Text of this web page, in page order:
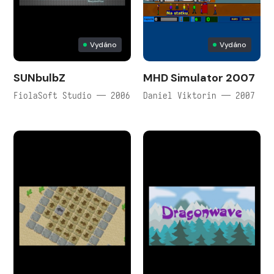
Vydáno
SUNbulbZ
FiolaSoft Studio — 2006
Vydáno
MHD Simulator 2007
Daniel Viktorin — 2007